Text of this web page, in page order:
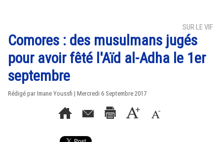
SUR LE VIF
Comores : des musulmans jugés
pour avoir fêté l'Aïd al-Adha le 1er
septembre
Rédigé par Imane Youssfi | Mercredi 6 Septembre 2017